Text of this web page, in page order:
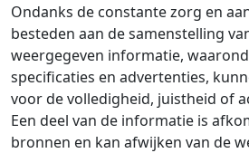
Ondanks de constante zorg en
besteden aan de samenstelling
weergegeven informatie,
specificaties en advertenties,
voor de volledigheid, juistheid of
Een deel van de informatie is
bronnen en kan afwijken van de